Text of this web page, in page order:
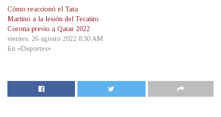
Cómo reaccionó el Tata
Martino a la lesión del Tecatito
Corona previo a Qatar 2022
viernes, 26 agosto 2022 8:30 AM
En «Deportes»